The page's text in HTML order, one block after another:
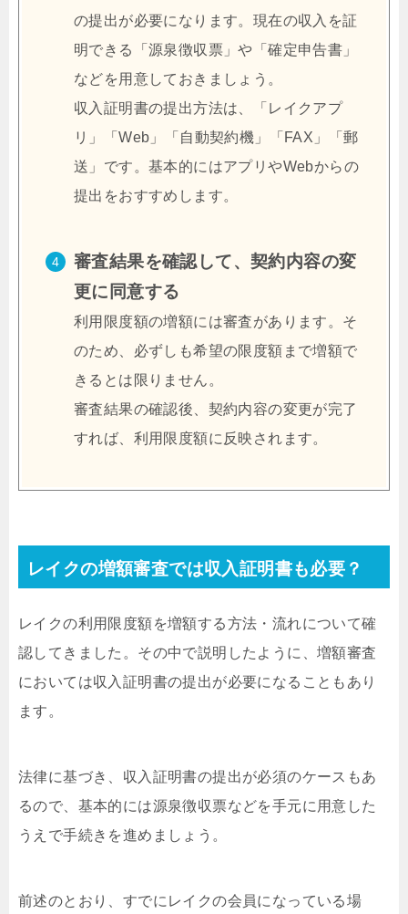
の提出が必要になります。現在の収入を証
明できる「源泉徴収票」や「確定申告書」
などを用意しておきましょう。
収入証明書の提出方法は、「レイクアプ
リ」「Web」「自動契約機」「FAX」「郵
送」です。基本的にはアプリやWebからの
提出をおすすめします。
審査結果を確認して、契約内容の変
更に同意する
利用限度額の増額には審査があります。そ
のため、必ずしも希望の限度額まで増額で
きるとは限りません。
審査結果の確認後、契約内容の変更が完了
すれば、利用限度額に反映されます。
レイクの増額審査では収入証明書も必要？
レイクの利用限度額を増額する方法・流れについて確
認してきました。その中で説明したように、増額審査
においては収入証明書の提出が必要になることもあり
ます。
法律に基づき、収入証明書の提出が必須のケースもあ
るので、基本的には源泉徴収票などを手元に用意した
うえで手続きを進めましょう。
前述のとおり、すでにレイクの会員になっている場